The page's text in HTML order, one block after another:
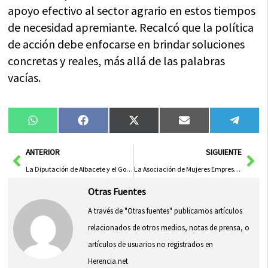
apoyo efectivo al sector agrario en estos tiempos
de necesidad apremiante. Recalcó que la política
de acción debe enfocarse en brindar soluciones
concretas y reales, más allá de las palabras
vacías.
Compartir
en
WhatsAppCompartir
en
FacebookCompartir
en
X
(Twitter)
Compartir
en
Email
en
AntANTERIOR
La Diputación de Albacete y el Gobierno Regional Promueven la Proyección Internacional del Sector Agroalimentario en Alimentaria
SIGUIENTE
La Asociación de Mujeres Empresarias AGEMA Fomenta Capacitación Digital en Guadalajara
Otras Fuentes
A través de "Otras fuentes" publicamos artículos
relacionados de otros medios, notas de prensa, o
artículos de usuarios no registrados en
Herencia.net